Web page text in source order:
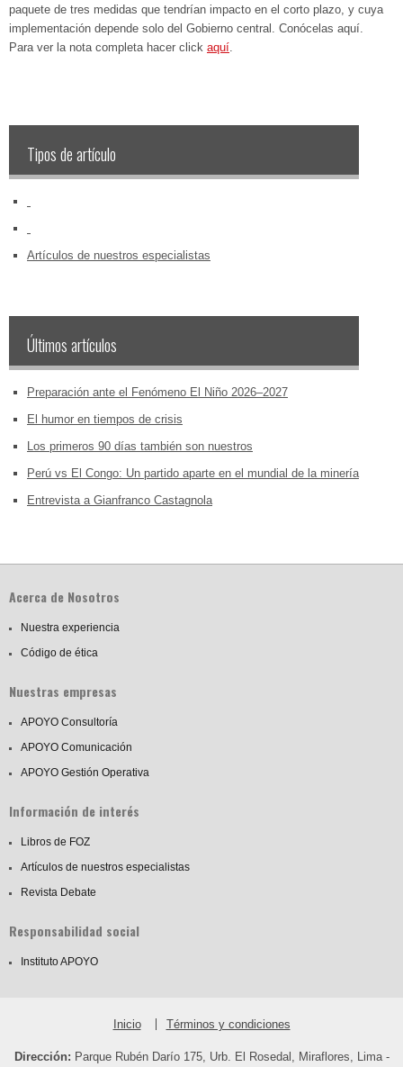
paquete de tres medidas que tendrían impacto en el corto plazo, y cuya
implementación depende solo del Gobierno central. Conócelas aquí.
Para ver la nota completa hacer click aquí
Tipos de artículo
Artículos de nuestros especialistas
Últimos artículos
Preparación ante el Fenómeno El Niño 2026–2027
El humor en tiempos de crisis
Los primeros 90 días también son nuestros
Perú vs El Congo: Un partido aparte en el mundial de la minería
Entrevista a Gianfranco Castagnola
Acerca de Nosotros
Nuestra experiencia
Código de ética
Nuestras empresas
APOYO Consultoría
APOYO Comunicación
APOYO Gestión Operativa
Información de interés
Libros de FOZ
Artículos de nuestros especialistas
Revista Debate
Responsabilidad social
Instituto APOYO
Inicio Términos y condiciones
Dirección: Parque Rubén Darío 175, Urb. El Rosedal, Miraflores, Lima -